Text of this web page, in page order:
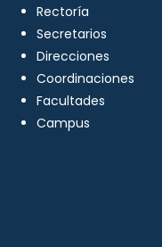
Rectoría
Secretarios
Direcciones
Coordinaciones
Facultades
Campus